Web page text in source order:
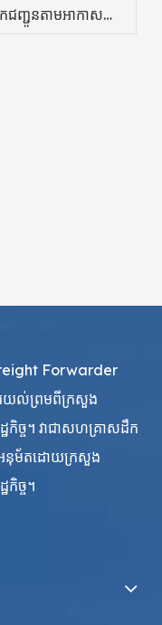
ជញ្ជូនតាមអាកាស
Forwarder
រយល់ព្រមពីក្រសួង
កិច្ច។ វាជាសហគ្រាសដឹក
អនុម័តដោយក្រសួង
កិច្ច។